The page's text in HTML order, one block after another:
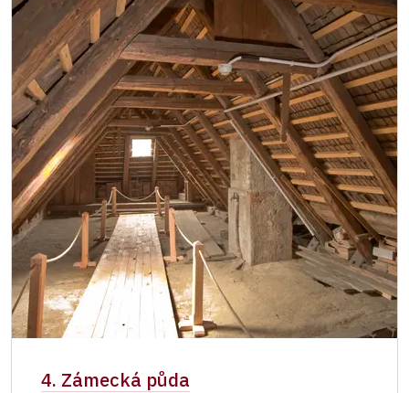
4. Zámecká půda